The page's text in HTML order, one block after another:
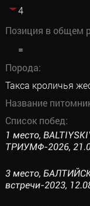
4
Позиция в общем
=
Порода:
Такса кроличья
Название
Список побед:
1 место,
ТРИУМФ-2026,
3 место,
встречи-2023,